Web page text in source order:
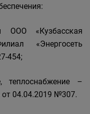
ООО «Кузбасская
«Энергосеть
454;
–
04.04.2019 №307.